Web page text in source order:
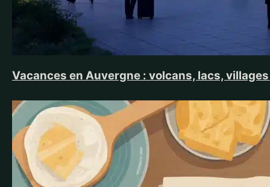
Vacances en Auvergne : volcans, lacs,